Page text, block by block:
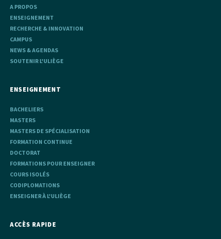
A PROPOS
ENSEIGNEMENT
RECHERCHE & INNOVATION
CAMPUS
NEWS & AGENDAS
SOUTENIR L'ULIÈGE
ENSEIGNEMENT
BACHELIERS
MASTERS
MASTERS DE SPÉCIALISATION
FORMATION CONTINUE
DOCTORAT
FORMATIONS POUR ENSEIGNER
COURS ISOLÉS
CODIPLOMATIONS
ENSEIGNER À L'ULIÈGE
ACCÈS RAPIDE